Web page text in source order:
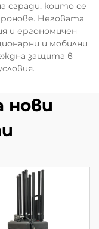
сгради, които се
Неговата
и ергономичен
и мобилни
защита в
нови